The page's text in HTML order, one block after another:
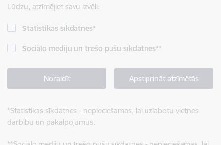
Lūdzu, atzīmējiet savu izvēli:
Statistikas sīkdatnes*
Sociālo mediju un trešo pušu sīkdatnes**
Noraidīt Apstiprināt atzīmētās
*Statistikas sīkdatnes - nepieciešamas, lai uzlabotu vietnes
darbību un pakalpojumus.